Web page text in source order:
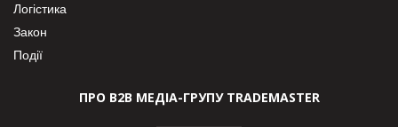
Логістика
Закон
Події
ПРО В2В МЕДІА-ГРУПУ TRADEMASTER